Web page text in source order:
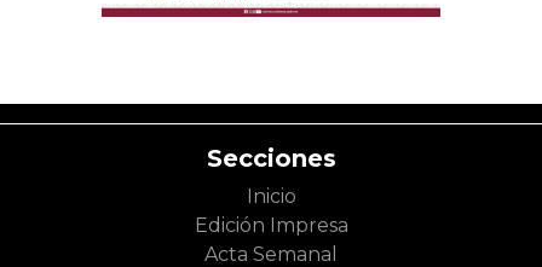
Secciones
Inicio
Edición Impresa
Acta Semanal